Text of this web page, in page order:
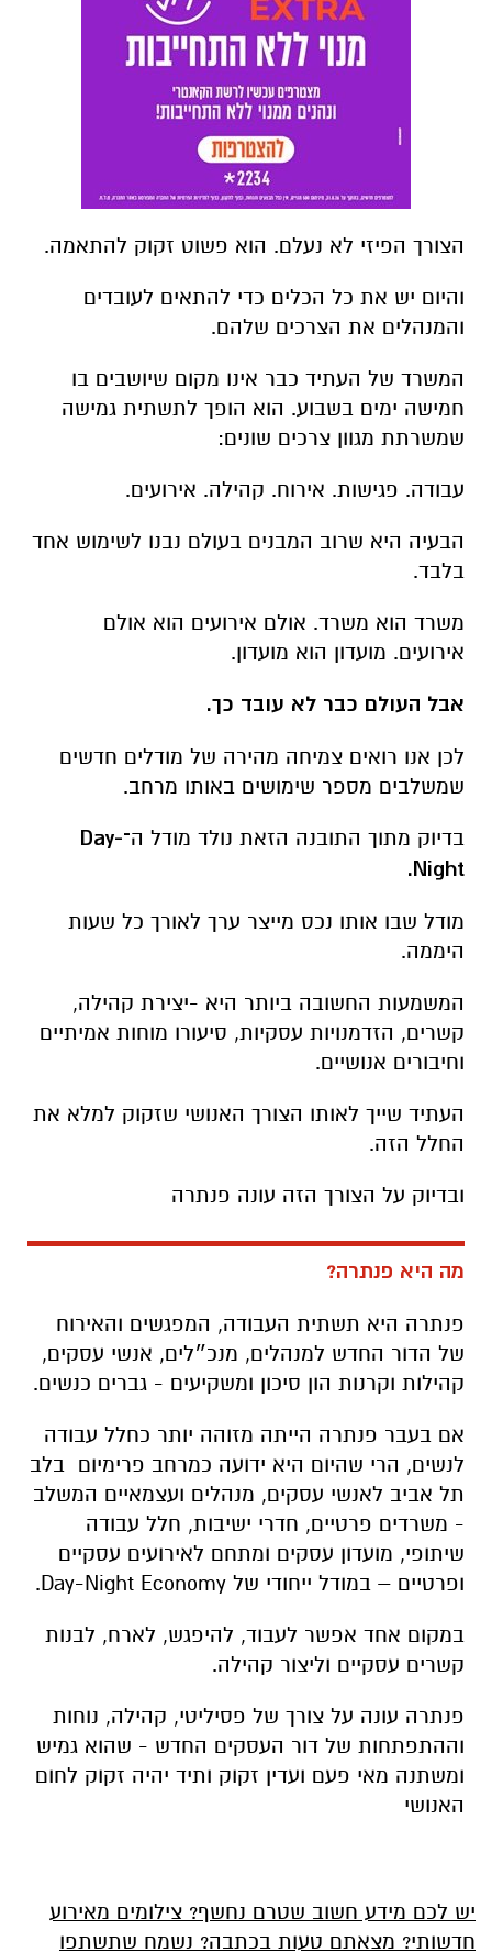
הצורך הפיזי לא נעלם. הוא פשוט זקוק להתאמה.
והיום יש את כל הכלים כדי להתאים לעובדים
והמנהלים את הצרכים שלהם.
המשרד של העתיד כבר אינו מקום שיושבים בו
חמישה ימים בשבוע. הוא הופך לתשתית גמישה
שמשרתת מגוון צרכים שונים:
עבודה. פגישות. אירוח. קהילה. אירועים.
הבעיה היא שרוב המבנים בעולם נבנו לשימוש אחד
בלבד.
משרד הוא משרד. אולם אירועים הוא אולם
אירועים. מועדון הוא מועדון.
אבל העולם כבר לא עובד כך.
לכן אנו רואים צמיחה מהירה של מודלים חדשים
שמשלבים מספר שימושים באותו מרחב.
בדיוק מתוך התובנה הזאת נולד מודל ה ־Day-
Night.
מודל שבו אותו נכס מייצר ערך לאורך כל שעות
היממה.
המשמעות החשובה ביותר היא -יצירת קהילה,
קשרים, הזדמנויות עסקיות, סיעורו מוחות אמיתיים
וחיבורים אנושיים.
העתיד שייך לאותו הצורך האנושי שזקוק למלא את
החלל הזה.
ובדיוק על הצורך הזה עונה פנתרה
מה היא פנתרה?
פנתרה היא תשתית העבודה, המפגשים והאירוח
של הדור החדש למנהלים, מנכ״לים, אנשי עסקים,
קהילות וקרנות הון סיכון ומשקיעים - גברים כנשים.
אם בעבר פנתרה הייתה מזוהה יותר כחלל עבודה
לנשים, הרי שהיום היא ידועה כמרחב פרימיום בלב
תל אביב לאנשי עסקים, מנהלים ועצמאיים המשלב
- משרדים פרטיים, חדרי ישיבות, חלל עבודה
שיתופי, מועדון עסקים ומתחם לאירועים עסקיים
ופרטיים – במודל ייחודי של Day-Night Economy.
במקום אחד אפשר לעבוד, להיפגש, לארח, לבנות
קשרים עסקיים וליצור קהילה.
פנתרה עונה על צורך של פסיליטי, קהילה, נוחות
וההתפתחות של דור העסקים החדש - שהוא גמיש
ומשתנה מאי פעם ועדין זקוק ותיד יהיה זקוק לחום
האנושי
יש לכם מידע חשוב שטרם נחשף? צילומים מאירוע
חדשותי? מצאתם טעות בכתבה? נשמח שתשתפו